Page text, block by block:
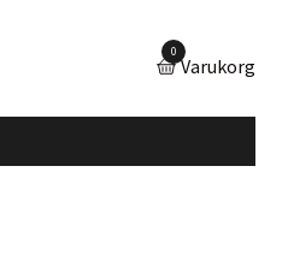
0
Varukorg